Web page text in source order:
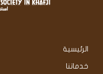
الرئيسية
خدماتنا